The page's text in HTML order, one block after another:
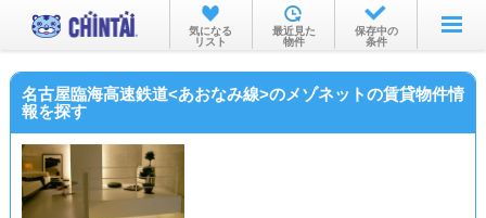
お部屋を探す
沿線・駅から
気になる
リスト
最近見た
物件
保存中の
条件
名古屋臨海高速鉄道<あおなみ線>のメゾネットの賃貸物件情
報を探す